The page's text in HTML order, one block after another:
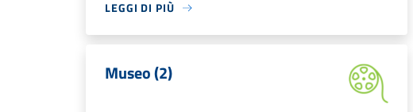
LEGGI DI PIÙ
Museo (2)